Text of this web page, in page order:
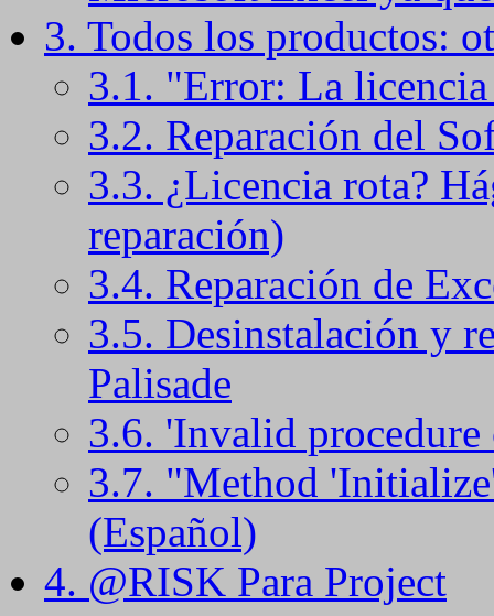
3. Todos los productos:
3.1. "Error: La licencia
3.2. Reparación del
3.3. ¿Licencia rota?
reparación)
3.4. Reparación de
3.5. Desinstalación y
Palisade
3.6. 'Invalid
3.7. "Method
(Español)
4. @RISK Para Project